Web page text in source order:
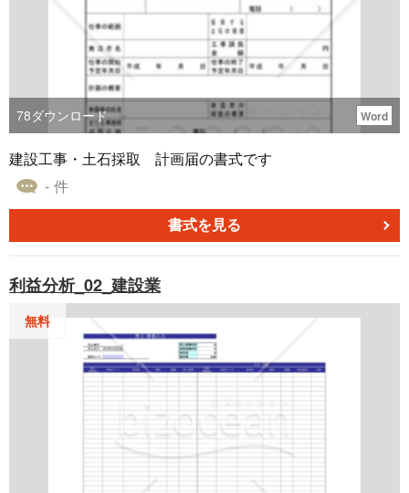
78ダウンロード Word
建設工事・土石採取 計画届の書式です
- 件
書式を見る
利益分析_02_建設業
無料